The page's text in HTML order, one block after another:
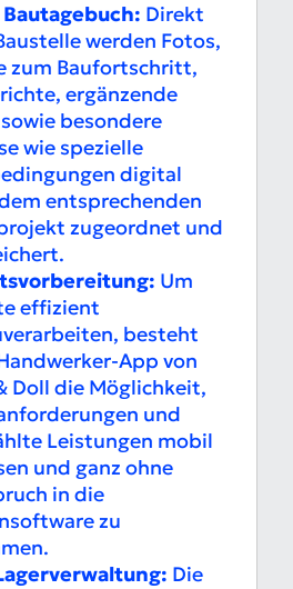
Direkt
werden Fotos,
zum Baufortschritt,
ergänzende
besondere
wie spezielle
digital
entsprechenden
zugeordnet und
Um
effizient
besteht
App von
Doll die Möglichkeit,
und
Leistungen mobil
und ganz ohne
in die
zu
Die